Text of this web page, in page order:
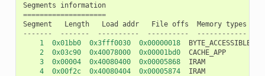
Segments
information
====================
Segment
Length Load addr File offs Memory types
-------
------- ---------- ----------
------------
1
0x01bb0 0x3fff0030 0x00000018 BYTE_ACCESSIBLE
2
0x03c90 0x40078000 0x00001bd0
CACHE_APP
3
0x00004 0x40080400 0x00005868
IRAM
4
0x00f2c 0x40080404 0x00005874 IRAM